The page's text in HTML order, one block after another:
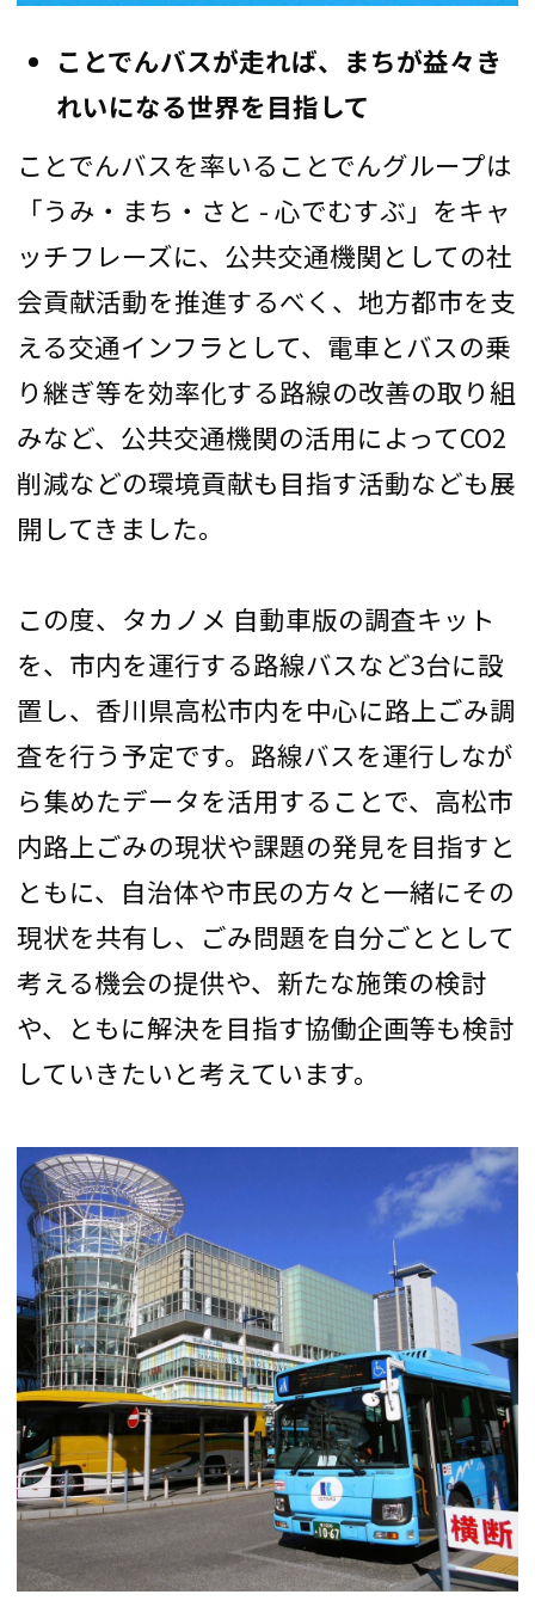
ことでんバスが走れば、まちが益々き
れいになる世界を目指して
ことでんバスを率いることでんグループは
「うみ・まち・さと - 心でむすぶ」をキャ
ッチフレーズに、公共交通機関としての社
会貢献活動を推進するべく、地方都市を支
える交通インフラとして、電車とバスの乗
り継ぎ等を効率化する路線の改善の取り組
みなど、公共交通機関の活用によってCO2
削減などの環境貢献も目指す活動なども展
開してきました。
この度、タカノメ 自動車版の調査キット
を、市内を運行する路線バスなど3台に設
置し、香川県高松市内を中心に路上ごみ調
査を行う予定です。路線バスを運行しなが
ら集めたデータを活用することで、高松市
内路上ごみの現状や課題の発見を目指すと
ともに、自治体や市民の方々と一緒にその
現状を共有し、ごみ問題を自分ごととして
考える機会の提供や、新たな施策の検討
や、ともに解決を目指す協働企画等も検討
していきたいと考えています。